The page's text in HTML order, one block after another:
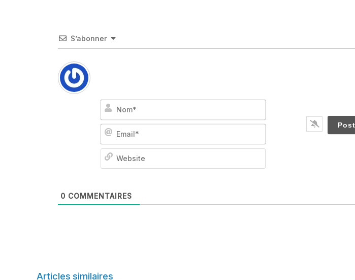
S’abonner
Nom*
Email*
Website
0 COMMENTAIRES
Articles similaires